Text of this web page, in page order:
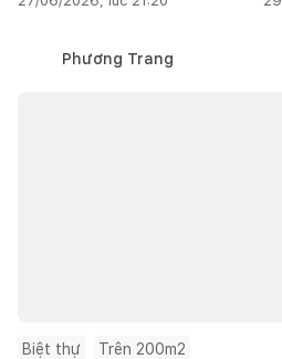
Phương Trang
Biệt thự Trên 200m2